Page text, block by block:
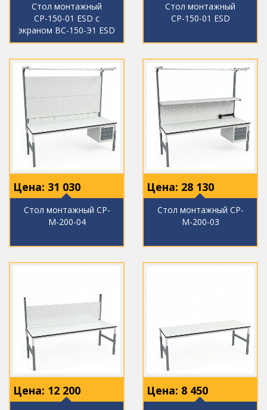
Стол монтажный
СР-150-01 ESD с
экраном ВС-150-Э1 ESD
Стол монтажный
СР-150-01 ESD
Цена: 31 030
Стол монтажный СР-
М-200-04
Цена: 28 130
Стол монтажный СР-
М-200-03
Цена: 12 200 Цена: 8 450